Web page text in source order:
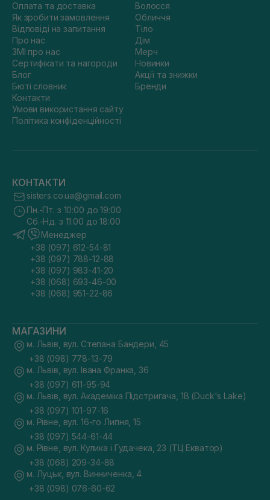
Оплата та доставка
Як зробити замовлення
Відповіді на запитання
Про нас
ЗМІ про нас
Сертифікати та нагороди
Блог
Бюті словник
Контакти
Умови використання сайту
Політика конфіденційності
Волосся
Обличчя
Тіло
Дім
Мерч
Новинки
Акції та знижки
Бренди
КОНТАКТИ
sisters.co.ua@gmail.com
Пн.-Пт. з 10:00 до 19:00
Сб.-Нд. з 11:00 до 18:00
Менеджер
+38 (097) 612-54-81
+38 (097) 788-12-88
+38 (097) 983-41-20
+38 (068) 693-46-00
+38 (068) 951-22-86
МАГАЗИНИ
м. Львів, вул. Степана Бандери, 45
+38 (098) 778-13-79
м. Львів, вул. Івана Франка, 36
+38 (097) 611-95-94
м. Львів, вул. Академіка Підстригача, 1В (Duck's Lake)
+38 (097) 101-97-16
м. Рівне, вул. 16-го Липня, 15
+38 (097) 544-61-44
м. Рівне, вул. Кулика і Гудачека, 23 (ТЦ Екватор)
+38 (068) 209-34-88
м. Луцьк, вул. Винниченка, 4
+38 (098) 076-60-62